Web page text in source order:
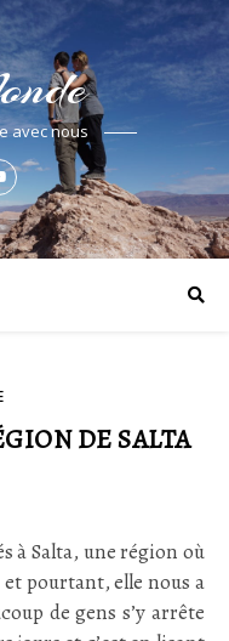
avec nous
DE SALTA
et pourtant, elle nous a
de gens s’y arrête